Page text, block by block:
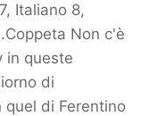
Italiano 8,
Non c'è
in queste
di
di Ferentino